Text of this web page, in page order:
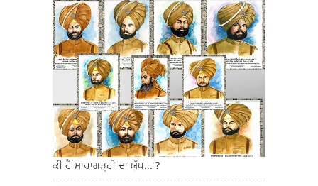
ਕੀ ਹੈ ਸਾਰਾਗੜ੍ਹੀ ਦਾ ਯੁੱਧ... ?